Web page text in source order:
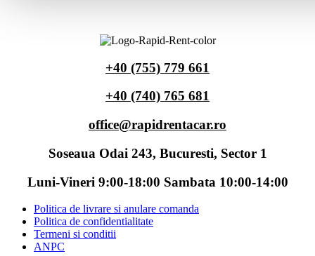
+40 (755) 779 661
+40 (740) 765 681
office@rapidrentacar.ro
Soseaua Odai 243, Bucuresti, Sector 1
Luni-Vineri 9:00-18:00 Sambata 10:00-14:00
Politica de livrare si anulare comanda
Politica de confidentialitate
Termeni si conditii
ANPC